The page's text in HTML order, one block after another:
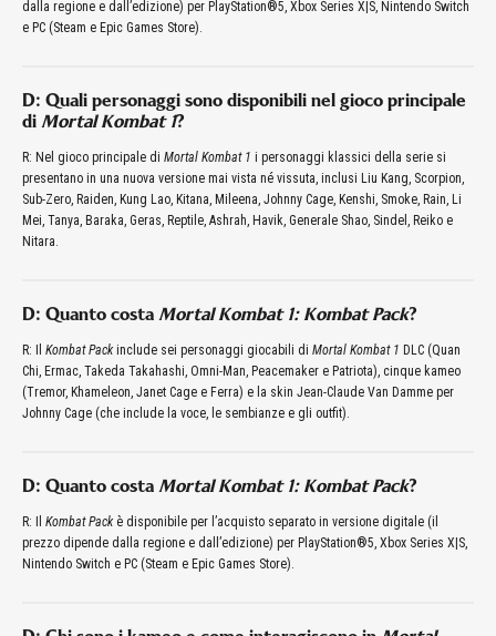
dalla regione e dall’edizione) per PlayStation®5, Xbox Series X|S, Nintendo Switch
e PC (Steam e Epic Games Store).
D: Quali personaggi sono disponibili nel gioco principale
di Mortal Kombat 1?
R: Nel gioco principale di Mortal Kombat 1 i personaggi klassici della serie si
presentano in una nuova versione mai vista né vissuta, inclusi Liu Kang, Scorpion,
Sub-Zero, Raiden, Kung Lao, Kitana, Mileena, Johnny Cage, Kenshi, Smoke, Rain, Li
Mei, Tanya, Baraka, Geras, Reptile, Ashrah, Havik, Generale Shao, Sindel, Reiko e
Nitara.
D: Quanto costa Mortal Kombat 1: Kombat Pack?
R: Il Kombat Pack include sei personaggi giocabili di Mortal Kombat 1 DLC (Quan
Chi, Ermac, Takeda Takahashi, Omni-Man, Peacemaker e Patriota), cinque kameo
(Tremor, Khameleon, Janet Cage e Ferra) e la skin Jean-Claude Van Damme per
Johnny Cage (che include la voce, le sembianze e gli outfit).
D: Quanto costa Mortal Kombat 1: Kombat Pack?
R: Il Kombat Pack è disponibile per l’acquisto separato in versione digitale (il
prezzo dipende dalla regione e dall’edizione) per PlayStation®5, Xbox Series X|S,
Nintendo Switch e PC (Steam e Epic Games Store).